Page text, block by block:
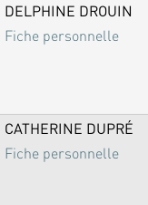
DELPHINE DROUIN
Fiche personnelle
CATHERINE DUPRÉ
Fiche personnelle